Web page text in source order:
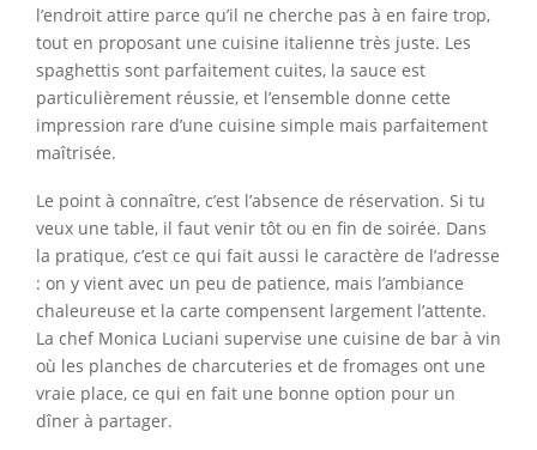
l’endroit attire parce qu’il ne cherche pas à en faire trop,
tout en proposant une cuisine italienne très juste. Les
spaghettis sont parfaitement cuites, la sauce est
particulièrement réussie, et l’ensemble donne cette
impression rare d’une cuisine simple mais parfaitement
maîtrisée.
Le point à connaître, c’est l’absence de réservation. Si tu
veux une table, il faut venir tôt ou en fin de soirée. Dans
la pratique, c’est ce qui fait aussi le caractère de l’adresse
: on y vient avec un peu de patience, mais l’ambiance
chaleureuse et la carte compensent largement l’attente.
La chef Monica Luciani supervise une cuisine de bar à vin
où les planches de charcuteries et de fromages ont une
vraie place, ce qui en fait une bonne option pour un
dîner à partager.